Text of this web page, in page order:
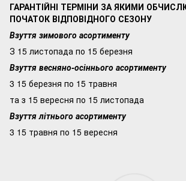
ГАРАНТІЙНІ ТЕРМІНИ ЗА ЯКИМИ
ПОЧАТОК ВІДПОВІДНОГО СЕЗОНУ
Взуття зимового асортименту
З 15 листопада по 15 березня
Взуття весняно-осіннього асортименту
3 15 березня по 15 травня
та з 15 вересня по 15 листопада
Взуття літнього асортименту
3 15 травня по 15 вересня